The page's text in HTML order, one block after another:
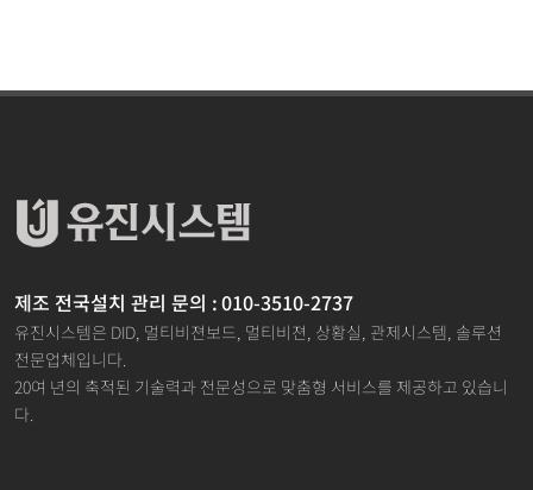
제조 전국설치 관리 문의 : 010-3510-2737
유진시스템은 DID, 멀티비젼보드, 멀티비젼, 상황실, 관제시스템, 솔루션
전문업체입니다.
20여 년의 축적된 기술력과 전문성으로 맞춤형 서비스를 제공하고 있습니
다.